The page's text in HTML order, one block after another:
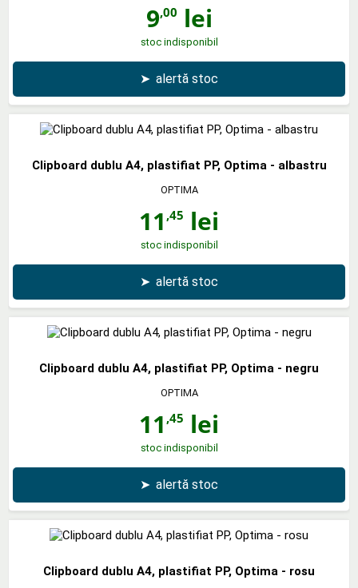
9,00 lei
stoc indisponibil
➤ alertă stoc
Clipboard dublu A4, plastifiat PP, Optima - albastru
OPTIMA
11 ,45 lei
stoc indisponibil
➤ alertă stoc
Clipboard dublu A4, plastifiat PP, Optima - negru
OPTIMA
11 ,45 lei
stoc indisponibil
➤ alertă stoc
Clipboard dublu A4, plastifiat PP, Optima - rosu